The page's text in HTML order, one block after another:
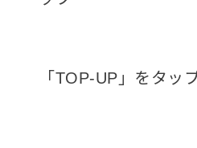
「TOP-UP」をタッ